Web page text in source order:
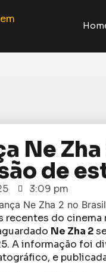
Ne
de
3:09 pm
recentes do
Ne Zha 2
A informação foi
e